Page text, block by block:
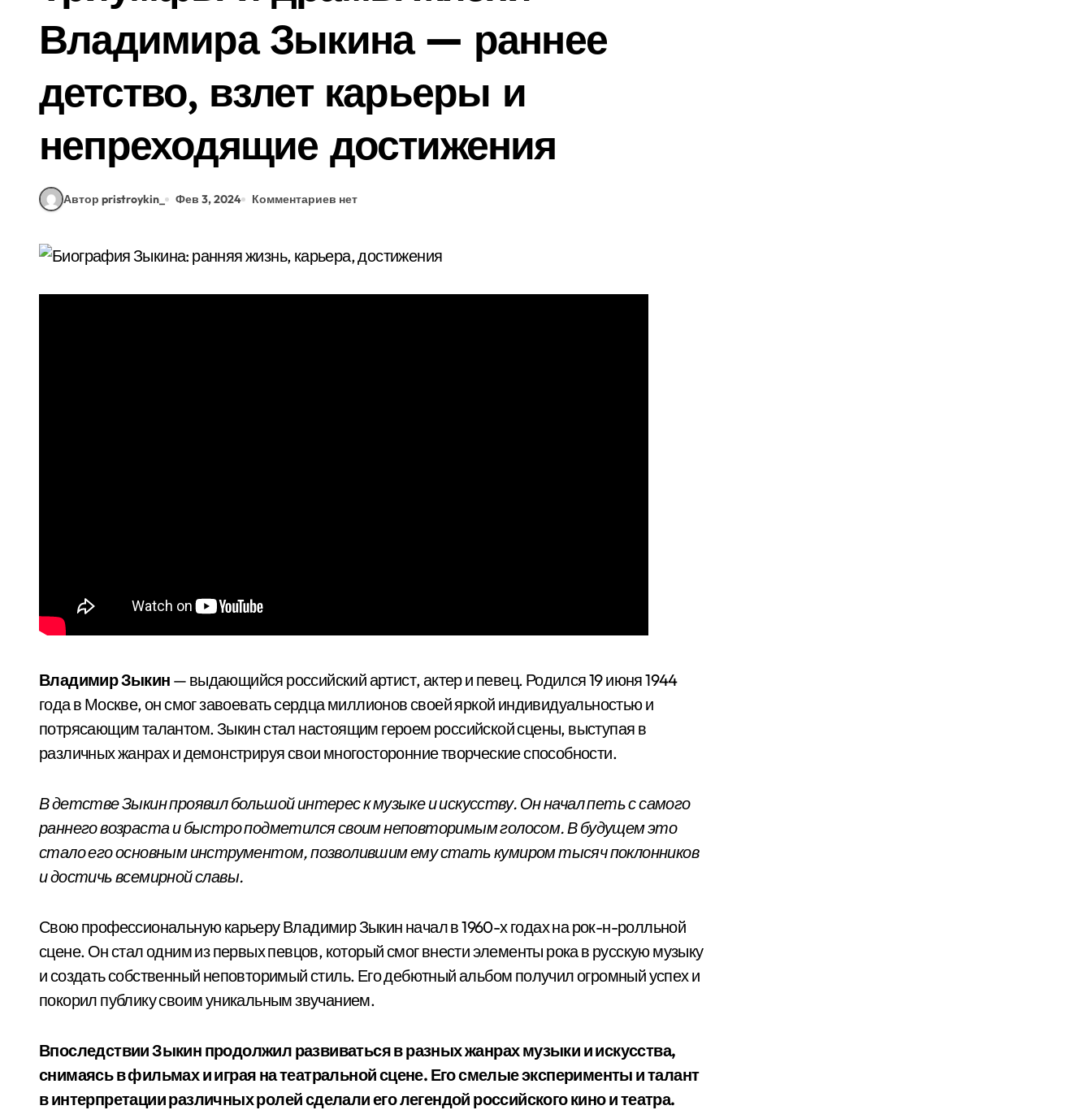
Владимира Зыкина — раннее
детство, взлет карьеры и
непреходящие достижения
Автор pristroykin_ Фев 3, 2024 Комментариев нет
Владимир Зыкин — выдающийся российский артист, актер и певец. Родился 19 июня 1944
года в Москве, он смог завоевать сердца миллионов своей яркой индивидуальностью и
потрясающим талантом. Зыкин стал настоящим героем российской сцены, выступая в
различных жанрах и демонстрируя свои многосторонние творческие способности.
В детстве Зыкин проявил большой интерес к музыке и искусству. Он начал петь с самого
раннего возраста и быстро подметился своим неповторимым голосом. В будущем это
стало его основным инструментом, позволившим ему стать кумиром тысяч поклонников
и достичь всемирной славы.
Свою профессиональную карьеру Владимир Зыкин начал в 1960-х годах на рок-н-ролльной
сцене. Он стал одним из первых певцов, который смог внести элементы рока в русскую музыку
и создать собственный неповторимый стиль. Его дебютный альбом получил огромный успех и
покорил публику своим уникальным звучанием.
Впоследствии Зыкин продолжил развиваться в разных жанрах музыки и искусства,
снимаясь в фильмах и играя на театральной сцене. Его смелые эксперименты и талант
в интерпретации различных ролей сделали его легендой российского кино и театра.